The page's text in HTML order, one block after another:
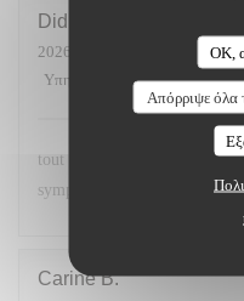
OK,
Απόρριψε όλα
Didier
2026-06-26
- 20:15 -
Υπηρεσία
/5 Ατμόσφαιρα:
tout était parfait les plats
sympathique
Carine B